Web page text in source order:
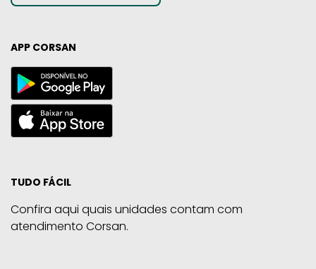
APP CORSAN
TUDO FÁCIL
Confira aqui quais unidades contam com
atendimento Corsan.